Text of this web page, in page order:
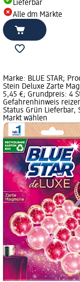
Lieferbar
Alle dm Märkte
Marke: BLUE STAR;
Stein Deluxe Zarte
5,45 €; Grundpreis: 4
Gefahrenhinweis
Status Grün Lieferbar,
Markt wählen